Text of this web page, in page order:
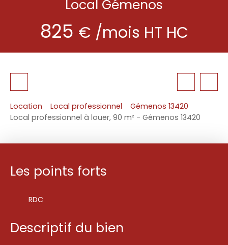
Local Gémenos
825 € /mois HT HC
Location Local professionnel
Gémenos 13420
Local professionnel à louer, 90 m² - Gémenos 13420
Les points forts
RDC
Descriptif du bien